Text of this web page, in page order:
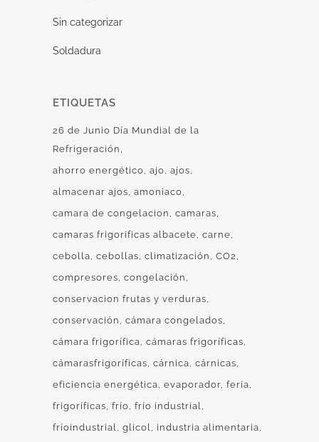
Sin categorizar
Soldadura
ETIQUETAS
26 de Junio Día Mundial de la
Refrigeración
ahorro energético ajo ajos
almacenar ajos amoniaco
camara de congelacion
camaras
camaras frigorificas albacete carne
cebolla cebollas climatización
CO2
compresores congelación
conservacion frutas y verduras
conservación
cámara congelados
cámara frigorífica cámaras frigoríficas
cámarasfrigoríficas cárnica cárnicas
eficiencia energética evaporador feria
frigoríficas frío frío industrial
fríoindustrial
glicol
industria alimentaria